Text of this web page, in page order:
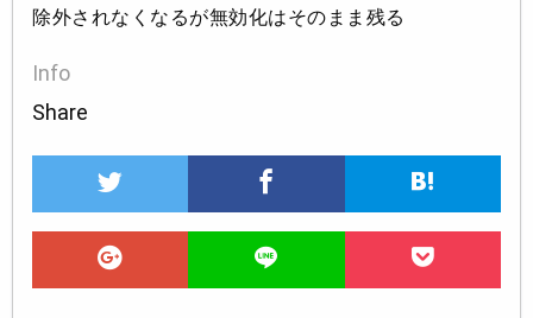
除外されなくなるが無効化はそのまま残る
Info
Share